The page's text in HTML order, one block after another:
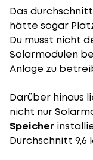
Das
hätte sogar
Du musst nicht
Solarmodulen
Anlage zu
Darüber hinaus
nicht nur
Speicher
Durchschnitt 9,6